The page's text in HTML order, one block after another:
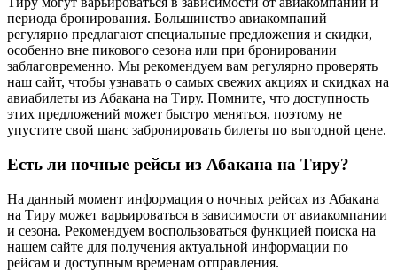
периода бронирования. Большинство авиакомпаний
регулярно предлагают специальные предложения и скидки,
особенно вне пикового сезона или при бронировании
заблаговременно. Мы рекомендуем вам регулярно проверять
наш сайт, чтобы узнавать о самых свежих акциях и скидках на
авиабилеты из Абакана на Тиру. Помните, что доступность
этих предложений может быстро меняться, поэтому не
упустите свой шанс забронировать билеты по выгодной цене.
Есть ли ночные рейсы из Абакана на Тиру?
На данный момент информация о ночных рейсах из Абакана
на Тиру может варьироваться в зависимости от авиакомпании
и сезона. Рекомендуем воспользоваться функцией поиска на
нашем сайте для получения актуальной информации по
рейсам и доступным временам отправления.